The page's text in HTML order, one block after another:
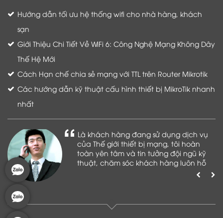
Hướng dẫn tối ưu hệ thống wifi cho nhà hàng, khách
sạn
Giới Thiệu Chi Tiết Về WiFi 6: Công Nghệ Mạng Không Dây
Thế Hệ Mới
Cách Hạn chế chia sẻ mạng với TTL trên Router Mikrotik
Các hướng dẫn kỹ thuật cấu hình thiết bị MikroTik nhanh
nhất
Là khách hàng đang sử dụng dịch vụ
của Thế giới thiết bị mạng, tôi hoàn
toàn yên tâm và tin tưởng đội ngũ kỹ
thuật, chăm sóc khách hàng luôn hỗ